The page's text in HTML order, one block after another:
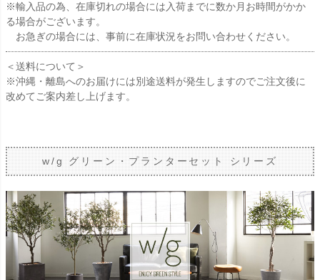
※輸入品の為、在庫切れの場合には入荷までに数か月お時間がかか
る場合がございます。
お急ぎの場合には、事前に在庫状況をお問い合わせください。
＜送料について＞
※沖縄・離島へのお届けには別途送料が発生しますのでご注文後に
改めてご案内差し上げます。
w/g グリーン・プランターセット シリーズ